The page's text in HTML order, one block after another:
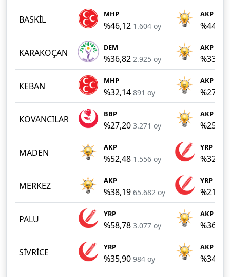
BASKİL MHP
%46,12 1.604 oy
AKP
%44,25
KARAKOÇAN DEM
%36,82 2.925 oy
AKP
%33,58
KEBAN MHP
%32,14 891 oy
AKP
%27,71
KOVANCILAR BBP
%27,20 3.271 oy
AKP
%25,74
MADEN AKP
%52,48 1.556 oy
YRP
%32,21
MERKEZ AKP
%38,19 65.682 oy
YRP
%21,14
PALU YRP
%58,78 3.077 oy
AKP
%36,83
SİVRİCE YRP
%35,90 984 oy
AKP
%34,00